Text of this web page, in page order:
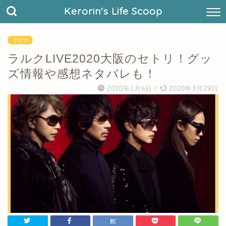
Kerorin's Life Scoop
ライブ
ラルクLIVE2020大阪のセトリ！グッ
ズ情報や感想ネタバレも！
2020年1月6日 / 2020年3月29日